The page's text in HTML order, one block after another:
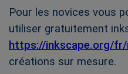
Pour les novices vous
utiliser gratuitement
https://inkscape.org/
créations sur mesure.